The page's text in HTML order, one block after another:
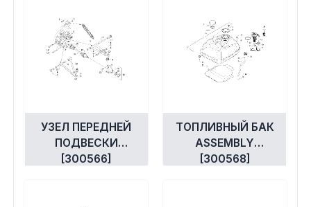
УЗЕЛ ПЕРЕДНЕЙ
ПОДВЕСКИ
[300566]
ТОПЛИВНЫЙ БАК
ASSEMBLY
[300568]